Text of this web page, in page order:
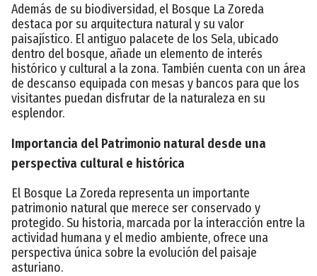
Además de su biodiversidad, el Bosque La Zoreda
destaca por su arquitectura natural y su valor
paisajístico. El antiguo palacete de los Sela, ubicado
dentro del bosque, añade un elemento de interés
histórico y cultural a la zona. También cuenta con un área
de descanso equipada con mesas y bancos para que los
visitantes puedan disfrutar de la naturaleza en su
esplendor.
Importancia del Patrimonio natural desde una
perspectiva cultural e histórica
El Bosque La Zoreda representa un importante
patrimonio natural que merece ser conservado y
protegido. Su historia, marcada por la interacción entre la
actividad humana y el medio ambiente, ofrece una
perspectiva única sobre la evolución del paisaje
asturiano.